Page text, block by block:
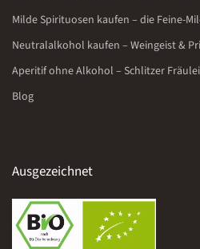
Milde Spirituosen kaufen – die Feine-
Neutralalkohol kaufen – Weingeist &
Aperitif ohne Alkohol – Schlitzer
Blog
Ausgezeichnet